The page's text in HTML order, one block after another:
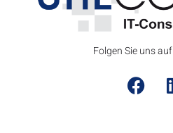
Folgen Sie uns auf